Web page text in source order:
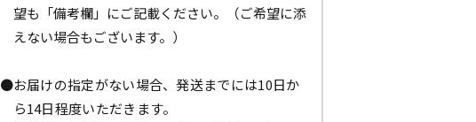
望も「備考欄」にご記載ください。（ご希望に添
えない場合もございます。）
●お届けの指定がない場合、発送までには10日か
ら14日程度いただきます。